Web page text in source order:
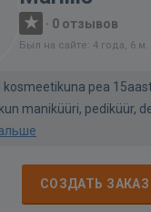
· 0 отзывов
Был на сайте: 4 года, 6 м.
pea
maniküüri, pediküür,
СОЗДАТЬ ЗАКАЗ